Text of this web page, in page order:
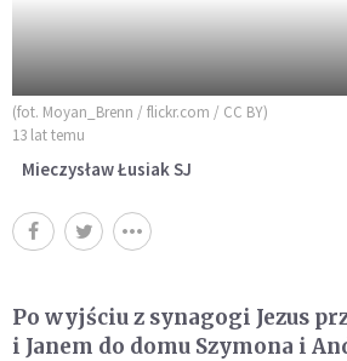
(fot. Moyan_Brenn / flickr.com / CC BY)
13 lat temu
Mieczysław Łusiak SJ
Po wyjściu z synagogi Jezus
i Janem do domu Szymona i